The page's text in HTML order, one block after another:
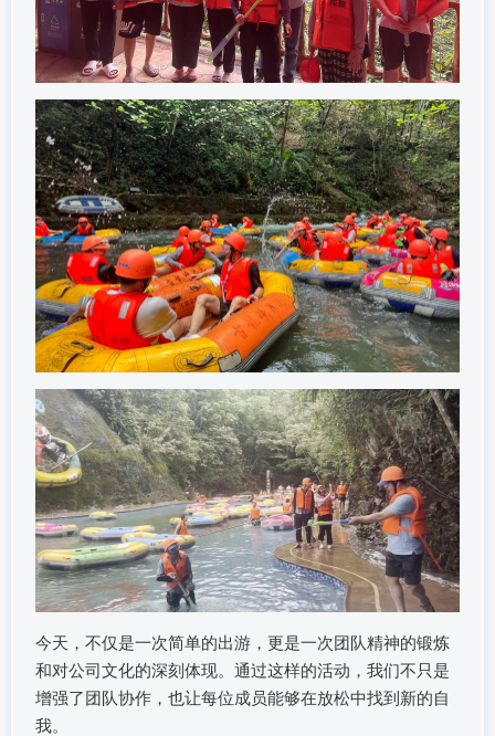
今天，不仅是一次简单的出游，更是一次团队精神的锻炼
和对公司文化的深刻体现。通过这样的活动，我们不只是
增强了团队协作，也让每位成员能够在放松中找到新的自
我。